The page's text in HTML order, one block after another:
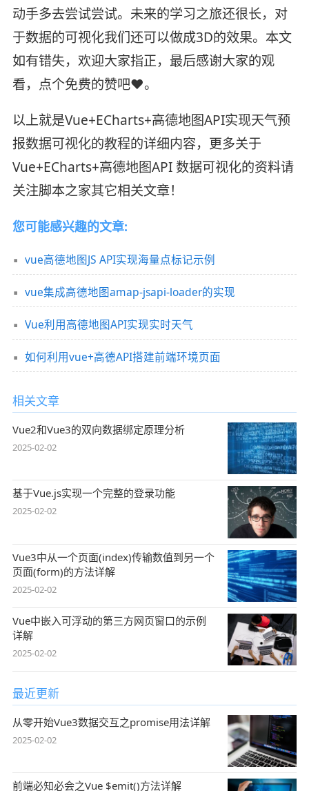
动手多去尝试尝试。未来的学习之旅还很长，对
于数据的可视化我们还可以做成3D的效果。本文
如有错失，欢迎大家指正，最后感谢大家的观
看，点个免费的赞吧❤️。
以上就是Vue+ECharts+高德地图API实现天气预
报数据可视化的教程的详细内容，更多关于
Vue+ECharts+高德地图API 数据可视化的资料请
关注脚本之家其它相关文章！
您可能感兴趣的文章:
vue高德地图JS API实现海量点标记示例
vue集成高德地图amap-jsapi-loader的实现
Vue利用高德地图API实现实时天气
如何利用vue+高德API搭建前端环境页面
相关文章
Vue2和Vue3的双向数据绑定原理分析
2025-02-02
基于Vue.js实现一个完整的登录功能
2025-02-02
Vue3中从一个页面(index)传输数值到另一个
页面(form)的方法详解
2025-02-02
Vue中嵌入可浮动的第三方网页窗口的示例
详解
2025-02-02
最近更新
从零开始Vue3数据交互之promise用法详解
2025-02-02
前端必知必会之Vue $emit()方法详解